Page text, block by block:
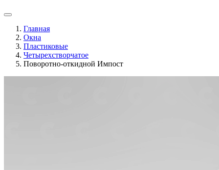
Главная
Окна
Пластиковые
Четырехстворчатое
Поворотно-откидной Импост